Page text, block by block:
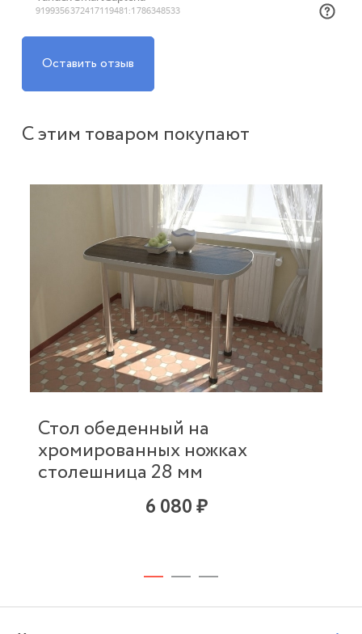
Оставить отзыв
С этим товаром покупают
Стол обеденный на
хромированных ножках
столешница 28 мм
6 080 ₽